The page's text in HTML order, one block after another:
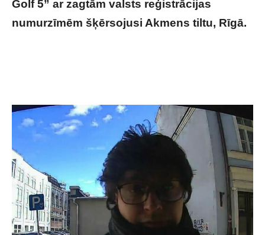
Golf 5” ar zagtām valsts reģistrācijas
numurzīmēm šķērsojusi Akmens tiltu, Rīgā.